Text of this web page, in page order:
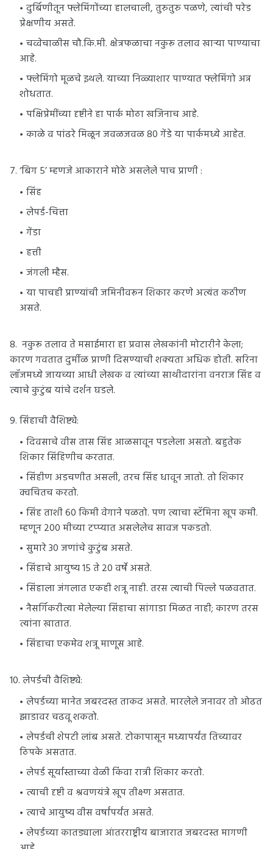
दुर्बिणीतून फ्लेमिंगोंच्या हालचाली, तुरुतुरु पळणे, त्यांची परेड
प्रेक्षणीय असते.
चव्वेचाळीस चौ.कि.मी. क्षेत्रफळाचा नकुरू तलाव खाऱ्या पाण्याचा
आहे.
फ्लेमिंगो मूळचे इथले. याच्या निळ्याशार पाण्यात फ्लेमिंगो अन्न
शोधतात.
पक्षिप्रेमींच्या दृष्टीने हा पार्क मोठा खजिनाच आहे.
काळे व पांढरे मिळून जवळजवळ 80 गेंडे या पार्कमध्ये आहेत.
7. ‘बिग 5’ म्हणजे आकाराने मोठे असलेले पाच प्राणी :
सिंह
लेपर्ड-चित्ता
गेंडा
हत्ती
जंगली म्हैस.
या पाचही प्राण्यांची जमिनीवरून शिकार करणे अत्यंत कठीण
असते.
8. नकुरू तलाव ते मसाईमारा हा प्रवास लेखकांनी मोटारीने केला;
कारण गवतात दुर्मीळ प्राणी दिसण्याची शक्यता अधिक होती. सरिना
लॉजमध्ये जायच्या आधी लेखक व त्यांच्या साथीदारांना वनराज सिंह व
त्याचे कुटुंब यांचे दर्शन घडले.
9. सिंहाची वैशिष्ट्ये:
दिवसाचे वीस तास सिंह आळसावून पडलेला असतो. बहुतेक
शिकार सिंहिणीच करतात.
सिंहीण अडचणीत असली, तरच सिंह धावून जातो. तो शिकार
क्वचितच करतो.
सिंह ताशी 60 किमी वेगाने पळतो. पण त्याचा स्टॅमिना खूप कमी.
म्हणून 200 मीच्या टप्प्यात असलेलेच सावज पकडतो.
सुमारे 30 जणांचे कुटुंब असते.
सिंहाचे आयुष्य 15 ते 20 वर्षे असते.
सिंहाला जंगलात एकही शत्रू नाही. तरस त्याची पिल्ले पळवतात.
नैसर्गिकरीत्या मेलेल्या सिंहाचा सांगाडा मिळत नाही; कारण तरस
त्यांना खातात.
सिंहाचा एकमेव शत्रू माणूस आहे.
10. लेपर्डची वैशिष्ट्ये:
लेपर्डच्या मानेत जबरदस्त ताकद असते. मारलेले जनावर तो ओढत
झाडावर चढवू शकतो.
लेपर्डची शेपटी लांब असते. टोकापासून मध्यापर्यंत तिच्यावर
ठिपके असतात.
लेपर्ड सूर्यास्ताच्या वेळी किंवा रात्री शिकार करतो.
त्याची दृष्टी व श्रवणयंत्रे खूप तीक्ष्ण असतात.
त्याचे आयुष्य वीस वर्षांपर्यंत असते.
लेपर्डच्या कातड्याला आंतरराष्ट्रीय बाजारात जबरदस्त मागणी